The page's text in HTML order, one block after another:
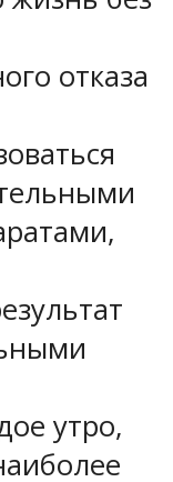
отказа
утро,